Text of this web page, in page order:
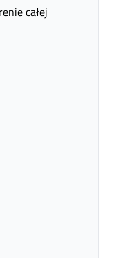
całej